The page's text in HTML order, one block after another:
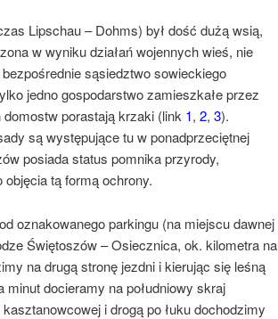
Lipschau – Dohms) był dość dużą wsią,
w wyniku działań wojennych wieś, nie
sąsiedztwo sowieckiego
jedno gospodarstwo zamieszkałe przez
porastają krzaki (link 1, 2, 3).
są występujące tu w ponadprzeciętnej
posiada status pomnika przyrody,
tą formą ochrony.
oznakowanego parkingu (na miejscu dawnej
Świętoszów – Osiecznica, ok. kilometra na
na drugą stronę jezdni i kierując się leśną
docieramy na południowy skraj
i drogą po łuku dochodzimy